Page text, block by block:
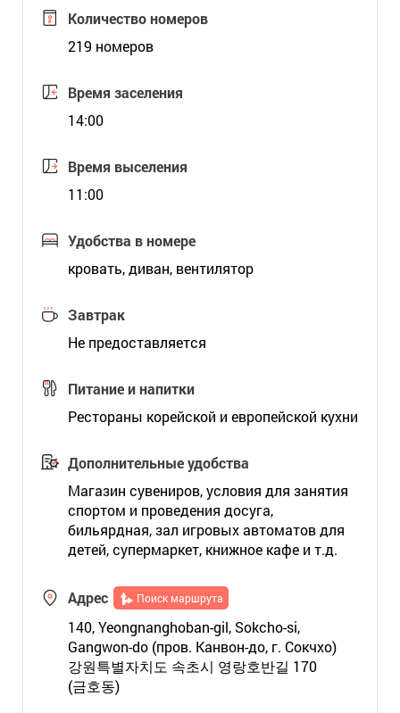
Количество номеров
219 номеров
Время заселения
14:00
Время выселения
11:00
Удобства в номере
кровать, диван, вентилятор
Завтрак
Не предоставляется
Питание и напитки
Рестораны корейской и европейской кухни
Дополнительные удобства
Магазин сувениров, условия для занятия
спортом и проведения досуга,
бильярдная, зал игровых автоматов для
детей, супермаркет, книжное кафе и т.д.
Адрес Поиск маршрута
140, Yeongnanghoban-gil, Sokcho-si,
Gangwon-do (пров. Канвон-до, г. Сокчхо)
강원특별자치도 속초시 영랑호반길 170
(금호동)